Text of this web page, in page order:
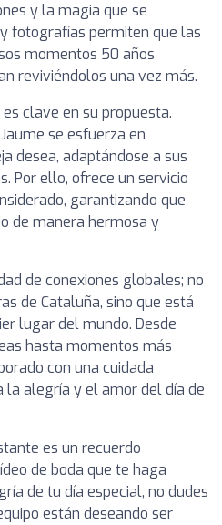
y la magia que se
fotografías permiten que las
momentos 50 años
reviviéndolos una vez más.
clave en su propuesta.
se esfuerza en
desea, adaptándose a sus
Por ello, ofrece un servicio
garantizando que
de manera hermosa y
de conexiones globales; no
de Cataluña, sino que está
lugar del mundo. Desde
hasta momentos más
con una cuidada
alegría y el amor del día de
es un recuerdo
de boda que te haga
de tu día especial, no dudes
están deseando ser